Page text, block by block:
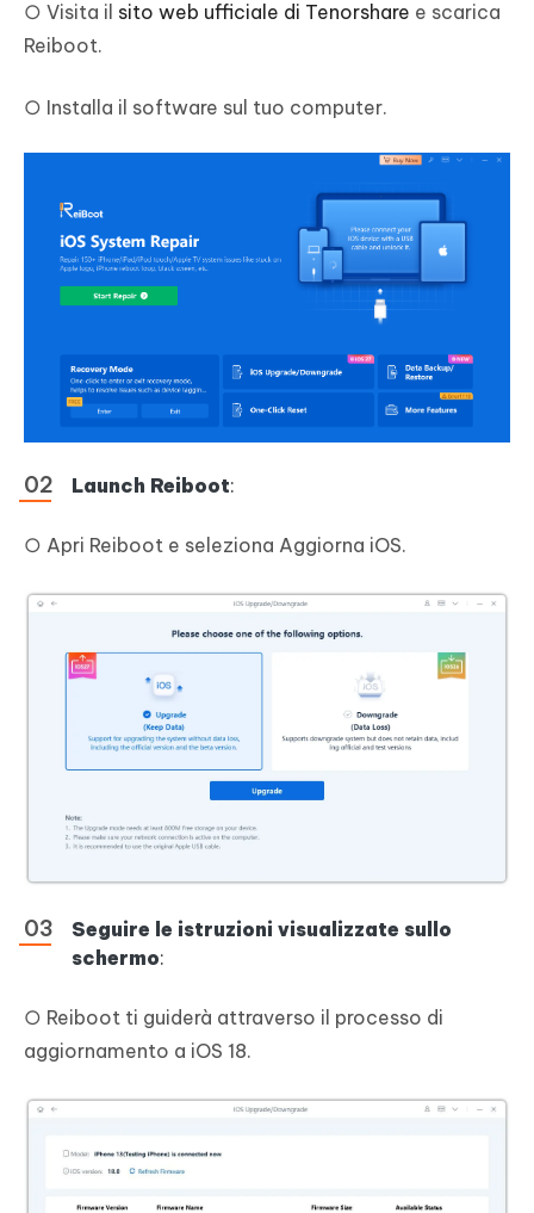
○ Visita il sito web ufficiale di Tenorshare e scarica
Reiboot.
○ Installa il software sul tuo computer.
Launch Reiboot:
○ Apri Reiboot e seleziona Aggiorna iOS.
Seguire le istruzioni visualizzate sullo
schermo:
○ Reiboot ti guiderà attraverso il processo di
aggiornamento a iOS 18.